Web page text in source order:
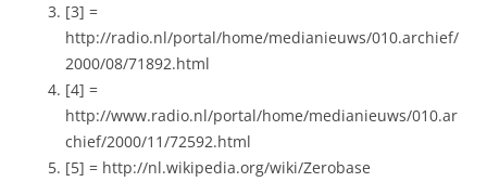
[3] =
http://radio.nl/portal/home/medianieuws/010.archief/
2000/08/71892.html
[4] =
http://www.radio.nl/portal/home/medianieuws/010.ar
chief/2000/11/72592.html
[5] = http://nl.wikipedia.org/wiki/Zerobase